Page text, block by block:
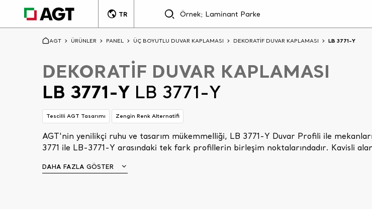
TR
AGT ÜRÜNLER PANEL ÜÇ BOYUTLU DUVAR KAPLAMASI DEKORATİF DUVAR KAPLAMASI LB 3771-Y
DEKORATİF DUVAR KAPLAMASI
LB 3771-Y LB 3771-Y
Tescilli AGT Tasarımı Zengin Renk Alternatifi
AGT'nin yenilikçi ruhu ve tasarım mükemmelliği, LB 3771-Y Duvar Profili ile
3771 ile LB-3771-Y arasındaki tek fark profillerin birleşim noktalarındadır. Kavisli
DAHA FAZLA GÖSTER